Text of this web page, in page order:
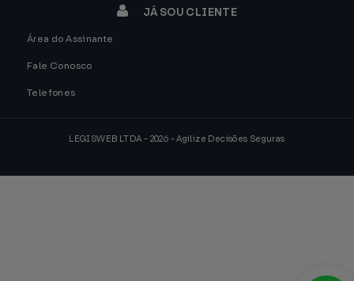
JÁ SOU CLIENTE
Área do Assinante
Fale Conosco
Telefones
LEGISWEB LTDA - 2026 - Agilize Decisões Seguras